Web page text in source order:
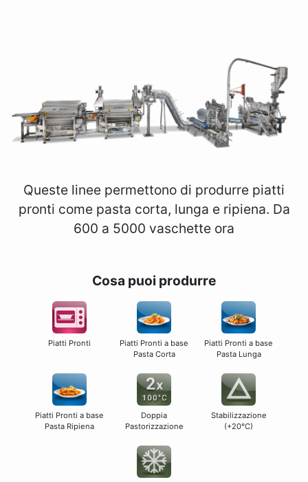
Queste linee permettono di produrre piatti
pronti come pasta corta, lunga e ripiena. Da
600 a 5000 vaschette ora
Cosa puoi produrre
Piatti Pronti
Piatti Pronti a base
Pasta Corta
Piatti Pronti a base
Pasta Lunga
Piatti Pronti a base
Pasta Ripiena
Doppia
Pastorizzazione
Stabilizzazione
(+20°C)